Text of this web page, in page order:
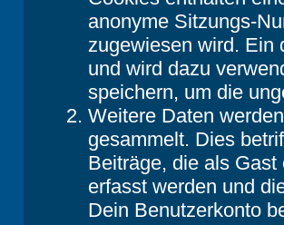
anonyme Sitzungs-
zugewiesen wird. Ein
und wird dazu
speichern, um die
Weitere Daten
gesammelt. Dies
Beiträge, die als
erfasst werden und
Dein Benutzerkonto